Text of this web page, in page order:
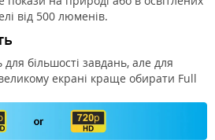
від 500 люменів.
для більшості завдань, але для
екрані краще обирати Full